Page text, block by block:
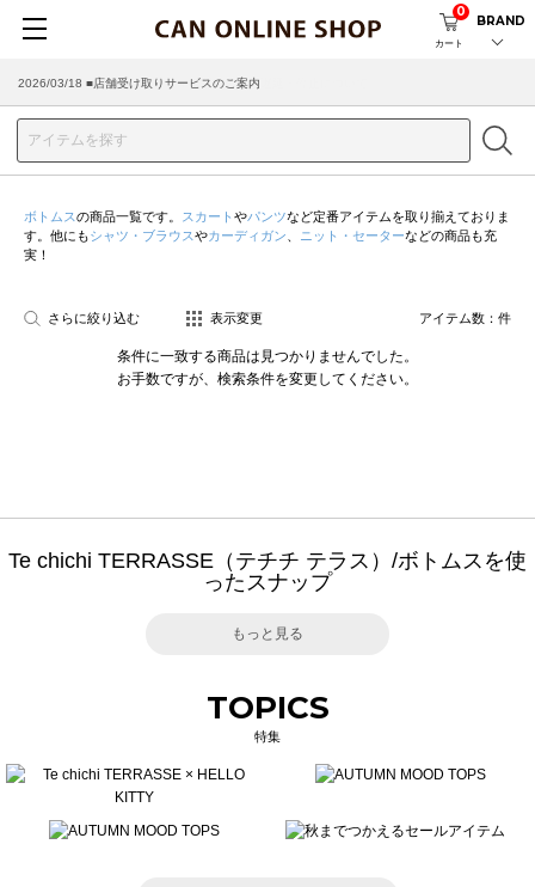
カート
0
BRAND
2026/03/18 ■店舗受け取りサービスのご案内
ボトムスの商品一覧です。 スカート やパンツなど定番アイテムを取り揃えておりま
す。他にもシャツ・ブラウスやカーディガン ニット・セーターなどの商品も充
実！
さらに絞り込む 表示変更 アイテム数： 件
条件に一致する商品は見つかりませんでした。
お手数ですが、検索条件を変更してください。
Te chichi TERRASSE（テチチ テラス）/ボトムスを使
ったスナップ
もっと見る
TOPICS
特集